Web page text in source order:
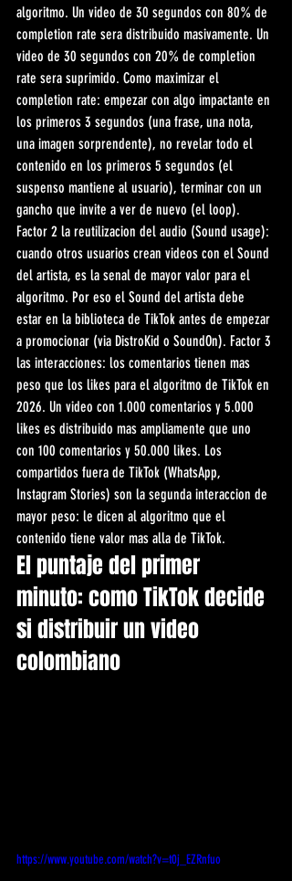
algoritmo. Un video de 30 segundos con 80% de
completion rate sera distribuido masivamente. Un
video de 30 segundos con 20% de completion
rate sera suprimido. Como maximizar el
completion rate: empezar con algo impactante en
los primeros 3 segundos (una frase, una nota,
una imagen sorprendente), no revelar todo el
contenido en los primeros 5 segundos (el
suspenso mantiene al usuario), terminar con un
gancho que invite a ver de nuevo (el loop).
Factor 2 la reutilizacion del audio (Sound usage):
cuando otros usuarios crean videos con el Sound
del artista, es la senal de mayor valor para el
algoritmo. Por eso el Sound del artista debe
estar en la biblioteca de TikTok antes de empezar
a promocionar (via DistroKid o SoundOn). Factor 3
las interacciones: los comentarios tienen mas
peso que los likes para el algoritmo de TikTok en
2026. Un video con 1.000 comentarios y 5.000
likes es distribuido mas ampliamente que uno
con 100 comentarios y 50.000 likes. Los
compartidos fuera de TikTok (WhatsApp,
Instagram Stories) son la segunda interaccion de
mayor peso: le dicen al algoritmo que el
contenido tiene valor mas alla de TikTok.
El puntaje del primer
minuto: como TikTok decide
si distribuir un video
colombiano
https://www.youtube.com/watch?v=t0j_EZRnfuo